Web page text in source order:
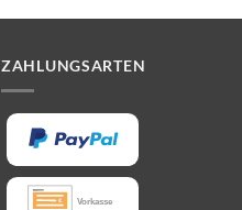
ZAHLUNGSARTEN